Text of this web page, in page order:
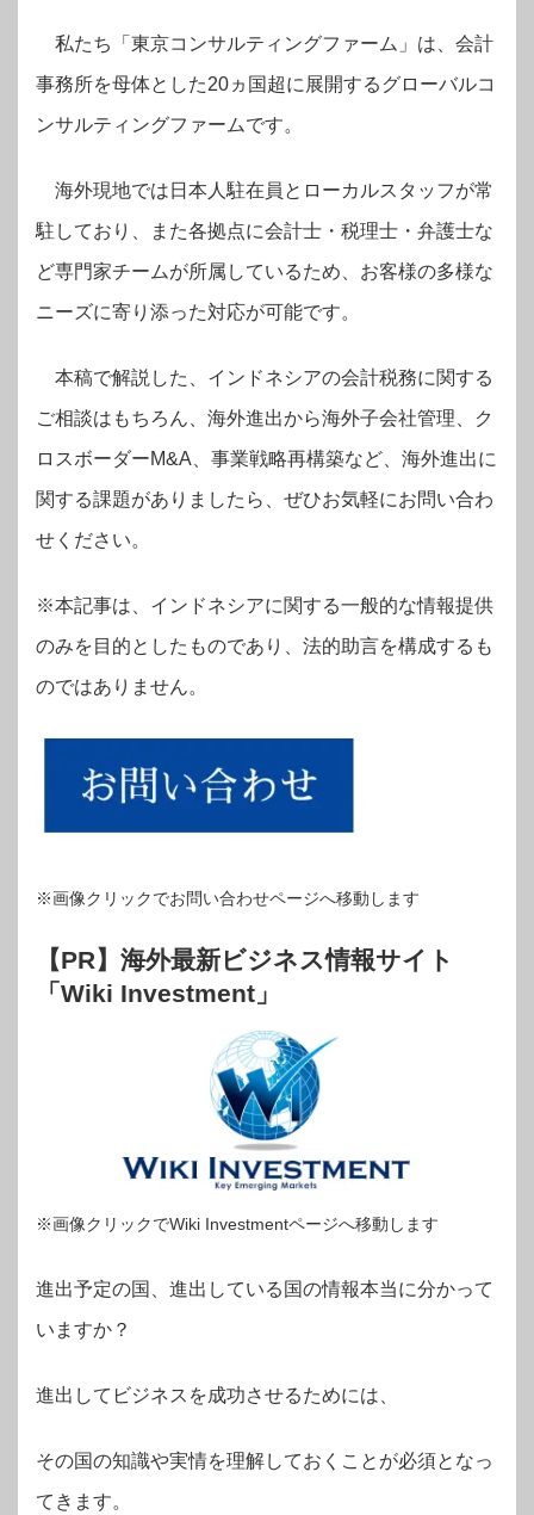
私たち「東京コンサルティングファーム」は、会計
事務所を母体とした20ヵ国超に展開するグローバルコ
ンサルティングファームです。
海外現地では日本人駐在員とローカルスタッフが常
駐しており、また各拠点に会計士・税理士・弁護士な
ど専門家チームが所属しているため、お客様の多様な
ニーズに寄り添った対応が可能です。
本稿で解説した、インドネシアの会計税務に関する
ご相談はもちろん、海外進出から海外子会社管理、ク
ロスボーダーM&A、事業戦略再構築など、海外進出に
関する課題がありましたら、ぜひお気軽にお問い合わ
せください。
※本記事は、インドネシアに関する一般的な情報提供
のみを目的としたものであり、法的助言を構成するも
のではありません。
※画像クリックでお問い合わせページへ移動します
【PR】海外最新ビジネス情報サイト
「Wiki Investment」
※画像クリックでWiki Investmentページへ移動します
進出予定の国、進出している国の情報本当に分かって
いますか？
進出してビジネスを成功させるためには、
その国の知識や実情を理解しておくことが必須となっ
てきます。